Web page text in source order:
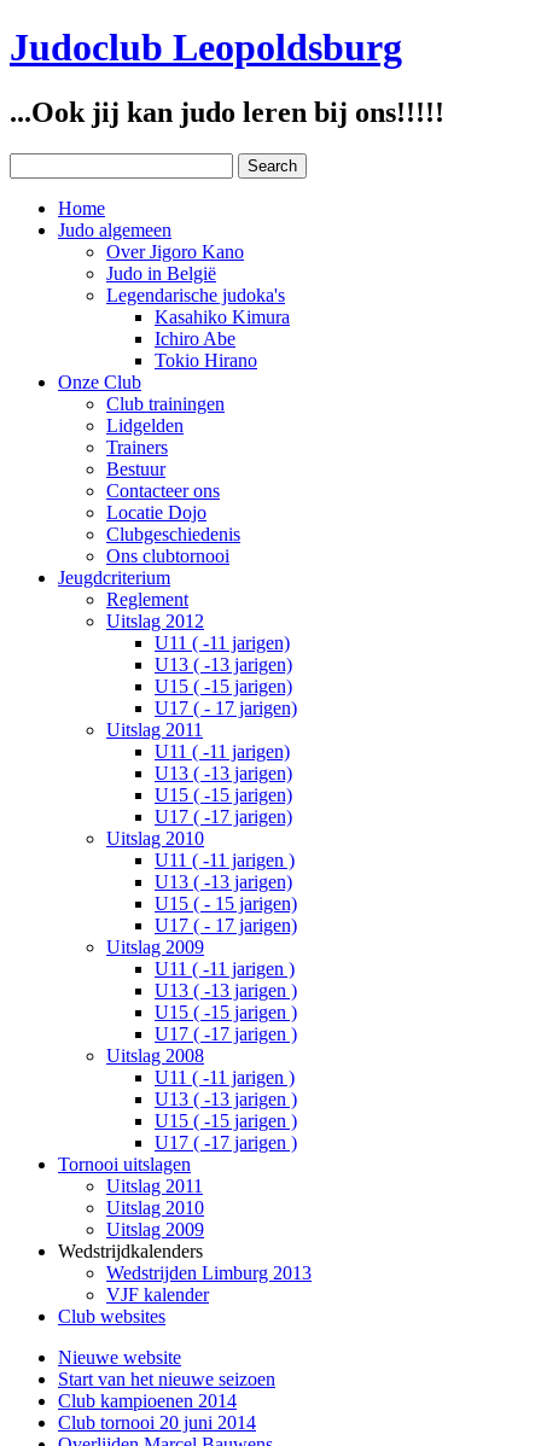
Judoclub Leopoldsburg
...Ook jij kan judo leren bij ons!!!!!
Home
Judo algemeen
Over Jigoro Kano
Judo in België
Legendarische judoka's
Kasahiko Kimura
Ichiro Abe
Tokio Hirano
Onze Club
Club trainingen
Lidgelden
Trainers
Bestuur
Contacteer ons
Locatie Dojo
Clubgeschiedenis
Ons clubtornooi
Jeugdcriterium
Reglement
Uitslag 2012
U11 ( -11 jarigen)
U13 ( -13 jarigen)
U15 ( -15 jarigen)
U17 ( - 17 jarigen)
Uitslag 2011
U11 ( -11 jarigen)
U13 ( -13 jarigen)
U15 ( -15 jarigen)
U17 ( -17 jarigen)
Uitslag 2010
U11 ( -11 jarigen )
U13 ( -13 jarigen)
U15 ( - 15 jarigen)
U17 ( - 17 jarigen)
Uitslag 2009
U11 ( -11 jarigen )
U13 ( -13 jarigen )
U15 ( -15 jarigen )
U17 ( -17 jarigen )
Uitslag 2008
U11 ( -11 jarigen )
U13 ( -13 jarigen )
U15 ( -15 jarigen )
U17 ( -17 jarigen )
Tornooi uitslagen
Uitslag 2011
Uitslag 2010
Uitslag 2009
Wedstrijdkalenders
Wedstrijden Limburg 2013
VJF kalender
Club websites
Nieuwe website
Start van het nieuwe seizoen
Club kampioenen 2014
Club tornooi 20 juni 2014